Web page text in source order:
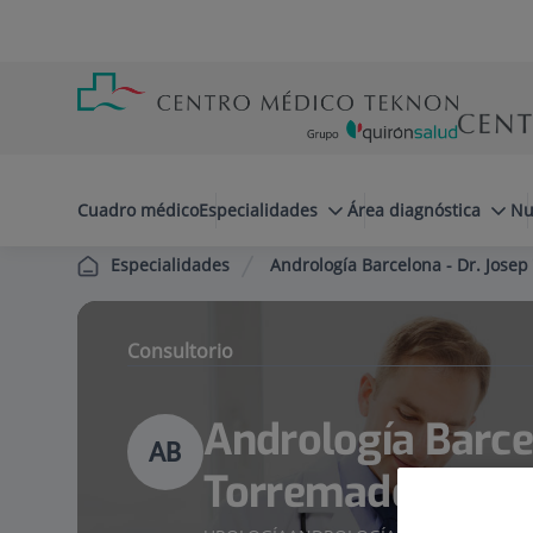
cabecera
Cuadro médicoEspecialidades Área diagnóstica
Especialidades Andrología Barcelona - Dr.
Consultorio
AB
Andrología
Torremadé